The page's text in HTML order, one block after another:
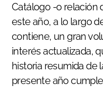
Catálogo -o relación
este año, a lo largo
contiene, un gran
interés actualizada,
historia resumida de
presente año